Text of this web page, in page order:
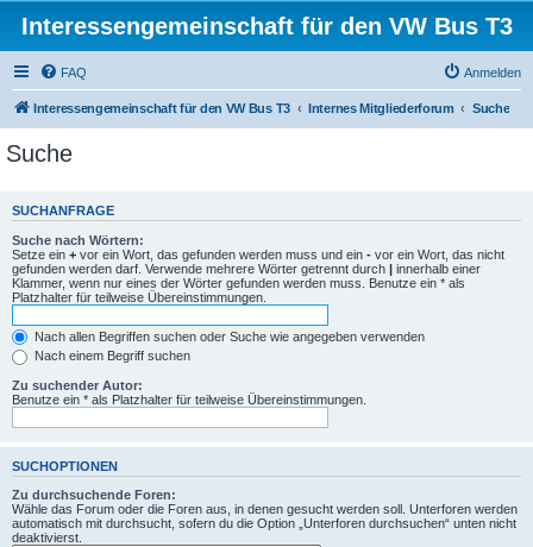
Interessengemeinschaft für den VW Bus T3
FAQ Anmelden
Interessengemeinschaft für den VW Bus T3 Internes Mitgliederforum Suche
Suche
SUCHANFRAGE
Suche nach Wörtern:
Setze ein + vor ein Wort, das gefunden werden muss und ein - vor ein Wort, das nicht
gefunden werden darf. Verwende mehrere Wörter getrennt durch | innerhalb einer
Klammer, wenn nur eines der Wörter gefunden werden muss. Benutze ein * als
Platzhalter für teilweise Übereinstimmungen.
Nach allen Begriffen suchen oder Suche wie angegeben verwenden
Nach einem Begriff suchen
Zu suchender Autor:
Benutze ein * als Platzhalter für teilweise Übereinstimmungen.
SUCHOPTIONEN
Zu durchsuchende Foren:
Wähle das Forum oder die Foren aus, in denen gesucht werden soll. Unterforen werden
automatisch mit durchsucht, sofern du die Option „Unterforen durchsuchen“ unten nicht
deaktivierst.